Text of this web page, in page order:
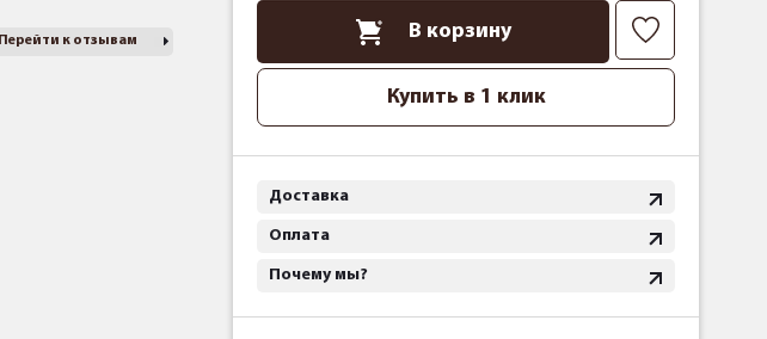
Перейти к отзывам В корзину
Купить в 1 клик
Доставка
Оплата
Почему мы?